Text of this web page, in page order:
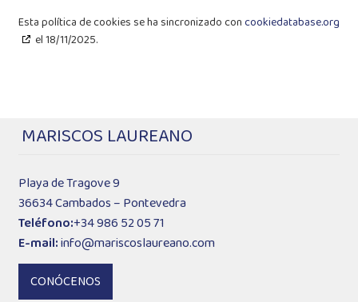
Esta política de cookies se ha sincronizado concookiedatabase.org
el 18/11/2025.
MARISCOS LAUREANO
Playa de Tragove 9
36634 Cambados – Pontevedra
Teléfono:+34 986 52 05 71
E-mail:info@mariscoslaureano.com
CONÓCENOS